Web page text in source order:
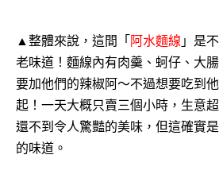
▲整體來說，這間「 阿水麵線 」是
老味道！ 麵線內有肉羹、蚵仔、大
要加他們的辣椒阿～不過想要吃到
起！一天大概只賣三個小時，生意超
還不到令人驚豔的美味，但這確實
的味道。